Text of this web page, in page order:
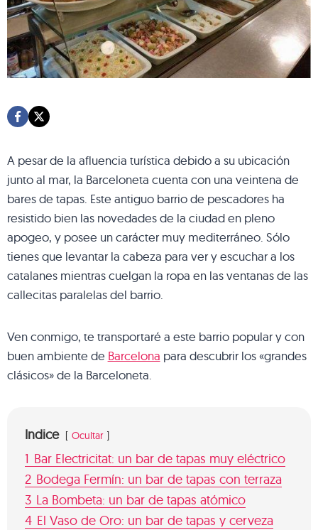
A pesar de la afluencia turística debido a su ubicación
junto al mar, la Barceloneta cuenta con una veintena de
bares de tapas. Este antiguo barrio de pescadores ha
resistido bien las novedades de la ciudad en pleno
apogeo, y posee un carácter muy mediterráneo. Sólo
tienes que levantar la cabeza para ver y escuchar a los
catalanes mientras cuelgan la ropa en las ventanas de las
callecitas paralelas del barrio.
Ven conmigo, te transportaré a este barrio popular y con
buen ambiente de Barcelona para descubrir los «grandes
clásicos» de la Barceloneta.
Indice Ocultar
1 Bar Electricitat: un bar de tapas muy eléctrico
2 Bodega Fermín: un bar de tapas con terraza
3 La Bombeta: un bar de tapas atómico
4 El Vaso de Oro: un bar de tapas y cerveza